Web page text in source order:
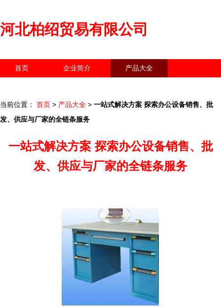
河北柏绍贸易有限公司
首页 企业简介 产品大全
当前位置： 首页 > 产品大全 > 一站式解决方案 探索办公设备销售、批
发、供应与厂家的全链条服务
一站式解决方案 探索办公设备销售、批
发、供应与厂家的全链条服务